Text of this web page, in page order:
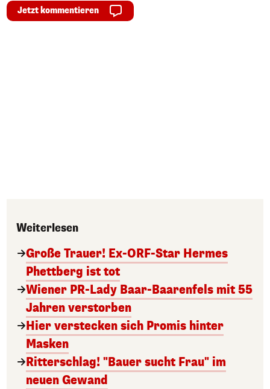
Jetzt kommentieren
Weiterlesen
Große Trauer! Ex-ORF-Star Hermes
Phettberg ist tot
Wiener PR-Lady Baar-Baarenfels mit 55
Jahren verstorben
Hier verstecken sich Promis hinter
Masken
Ritterschlag! "Bauer sucht Frau" im
neuen Gewand